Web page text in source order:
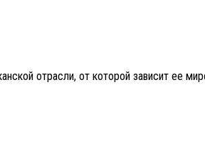
отрасли, от которой зависит ее